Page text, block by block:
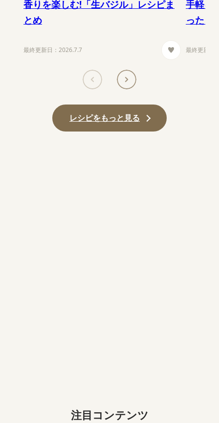
香りを楽しむ!「生バジル」レシピま
とめ
最終更新日： 2026.7.7
手軽に
ったレ
最終更新日
レシピをもっと見る
注目コンテンツ